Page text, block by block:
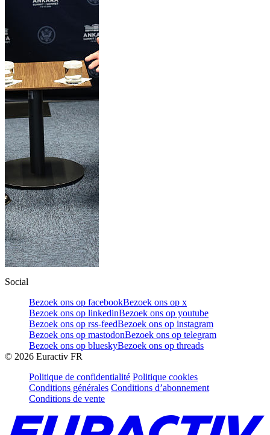
Social
Bezoek ons op facebookBezoek ons op x
Bezoek ons op linkedinBezoek ons op youtube
Bezoek ons op rss-feedBezoek ons op instagram
Bezoek ons op mastodonBezoek ons op telegram
Bezoek ons op blueskyBezoek ons op threads
© 2026 Euractiv FR
Politique de confidentialité Politique cookies
Conditions générales Conditions d’abonnement
Conditions de vente